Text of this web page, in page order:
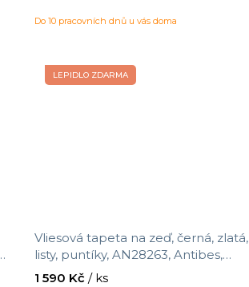
Do 10 pracovních dnů u vás doma
LEPIDLO ZDARMA
Vliesová tapeta na zeď, černá, zlatá,
listy, puntíky, AN28263, Antibes,
Decoprint, velikost 10,05 x 0,53 m
1 590 Kč / ks